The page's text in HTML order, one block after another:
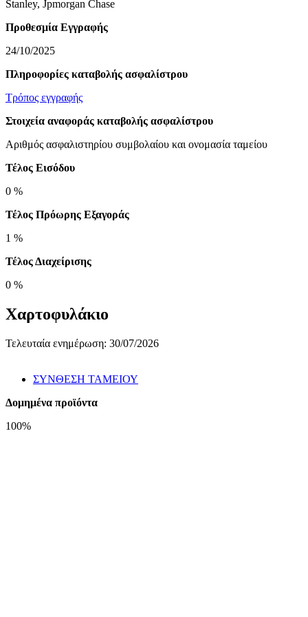
Stanley, Jpmorgan Chase
Προθεσμία Εγγραφής
24/10/2025
Πληροφορίες καταβολής ασφαλίστρου
Τρόπος εγγραφής
Στοιχεία αναφοράς καταβολής ασφαλίστρου
Αριθμός ασφαλιστηρίου συμβολαίου και ονομασία ταμείου
Τέλος Εισόδου
0 %
Τέλος Πρόωρης Εξαγοράς
1 %
Τέλος Διαχείρισης
0 %
Χαρτοφυλάκιο
Τελευταία ενημέρωση: 30/07/2026
ΣΥΝΘΕΣΗ ΤΑΜΕΙΟΥ
Δομημένα προϊόντα
100%